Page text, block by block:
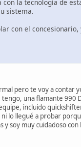
con la tecnología de
sistema.
con el concesionario,
pero te voy a contar
una flamante 990
incluido
lo llegué a probar
y soy muy cuidadoso con